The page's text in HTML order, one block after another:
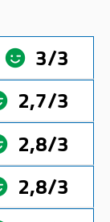
3/3
2,7/3
2,8/3
2,8/3